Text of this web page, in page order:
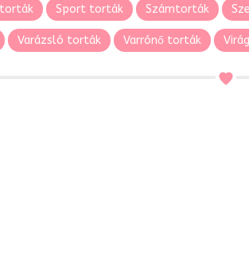
torták Sport torták Számtorták
Varázsló torták Varrónő torták